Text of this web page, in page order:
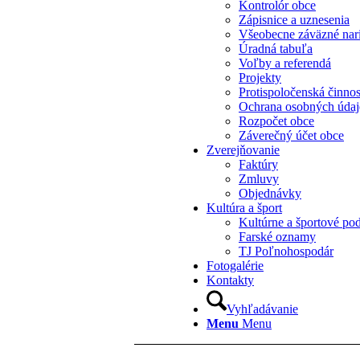
Kontrolór obce
Zápisnice a uznesenia
Všeobecne záväzné
Úradná tabuľa
Voľby a referendá
Projekty
Protispoločenská
Ochrana osobných
Rozpočet obce
Záverečný účet obce
Zverejňovanie
Faktúry
Zmluvy
Objednávky
Kultúra a šport
Kultúrne a športové
Farské oznamy
TJ Poľnohospodár
Fotogalérie
Kontakty
Vyhľadávanie
Menu Menu